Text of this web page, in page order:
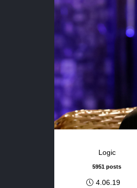
Logic
5951 posts
4.06.19